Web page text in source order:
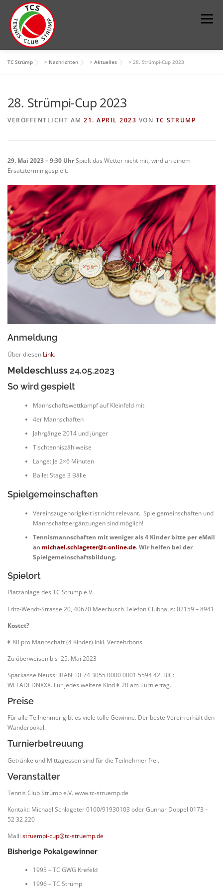
Inhalt
springen
Menü
IMPRESSUM PLATZ BUCHEN
TC Strümp > Nachrichten > Aktuelles > 28. Strümpi-Cup 2023
28. Strümpi-Cup 2023
VERÖFFENTLICHT AM 21. APRIL 2023 VON TC STRÜMP
29. Mai 2023 – 9:30 UhrSpielt das Wetter nicht mit, wird an einem
Ersatztermin gespielt.
Anmeldung
Über diesen Link.
Meldeschluss 24.05.2023
So wird gespielt
Mannschaftswettkampf auf Kleinfeld mit
4er Mannschaften
Jahrgänge 2014 und jünger
Tischtenniszählweise
Länge: Je 2×6 Minuten
Bälle: Stage 3 Bälle
Spielgemeinschaften
Vereinszugehörigkeit ist nicht relevant. Spielgemeinschaften und
Mannschaftsergänzungen sind möglich!
Tennismannschaften mit weniger als 4 Kinder bitte per eMail
an michael.schlageter@t-online.de. Wir helfen bei der
Spielgemeinschaftsbildung.
Spielort
Platzanlage des TC Strümp e.V.
Fritz-Wendt-Strasse 20, 40670 Meerbusch Telefon Clubhaus: 02159 – 8941
Kostet?
€ 80 pro Mannschaft (4 Kinder) inkl. Verzehrbons
Zu überweisen bis 25. Mai 2023
Sparkasse Neuss: IBAN: DE74 3055 0000 0001 5594 42. BIC:
WELADEDNXXX. Für jedes weitere Kind € 20 am Turniertag.
Preise
Für alle Teilnehmer gibt es viele tolle Gewinne. Der beste Verein erhält den
Wanderpokal.
Turnierbetreuung
Getränke und Mittagessen sind für die Teilnehmer frei.
Veranstalter
Tennis Club Strümp e.V. www.tc-struemp.de
Kontakt: Michael Schlageter 0160/91930103 oder Gunnar Doppel 0173 –
52 32 220
Mail: struempi-cup@tc-struemp.de
Bisherige Pokalgewinner
1995 – TC GWG Krefeld
1996 – TC Strümp